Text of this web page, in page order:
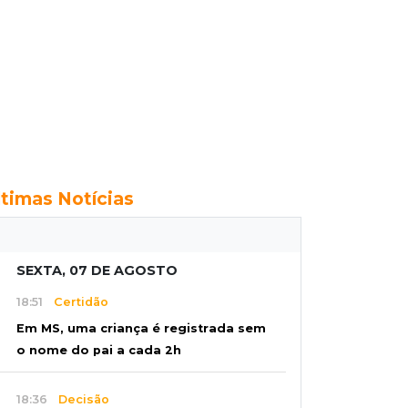
Notícias
SEXTA, 07 DE AGOSTO
18:51 Certidão
Em MS, uma criança é registrada sem
o nome do pai a cada 2h
18:36 Decisão